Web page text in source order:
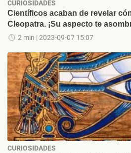
CURIOSIDADES
Científicos acaban de revelar
Cleopatra. ¡Su aspecto te
2 min | 2023-09-07 15:07
CURIOSIDADES